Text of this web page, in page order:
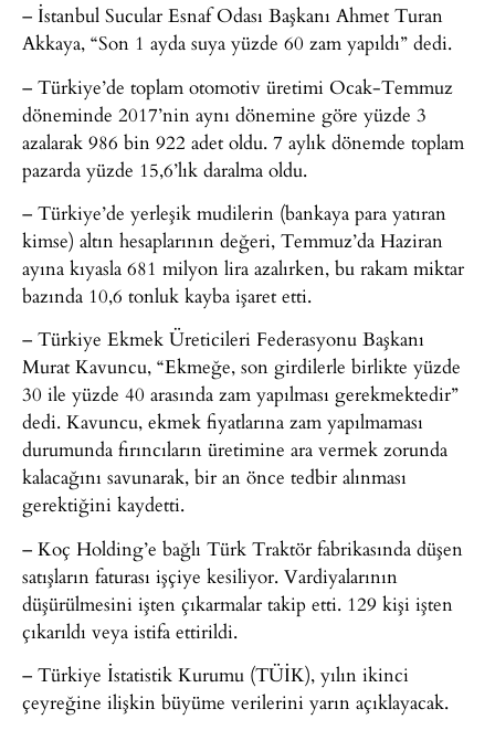
– İstanbul Sucular Esnaf Odası Başkanı Ahmet Turan
Akkaya, “Son 1 ayda suya yüzde 60 zam yapıldı” dedi.
– Türkiye’de toplam otomotiv üretimi Ocak-Temmuz
döneminde 2017’nin aynı dönemine göre yüzde 3
azalarak 986 bin 922 adet oldu. 7 aylık dönemde toplam
pazarda yüzde 15,6’lık daralma oldu.
– Türkiye’de yerleşik mudilerin (bankaya para yatıran
kimse) altın hesaplarının değeri, Temmuz’da Haziran
ayına kıyasla 681 milyon lira azalırken, bu rakam miktar
bazında 10,6 tonluk kayba işaret etti.
– Türkiye Ekmek Üreticileri Federasyonu Başkanı
Murat Kavuncu, “Ekmeğe, son girdilerle birlikte yüzde
30 ile yüzde 40 arasında zam yapılması gerekmektedir”
dedi. Kavuncu, ekmek fiyatlarına zam yapılmaması
durumunda fırıncıların üretimine ara vermek zorunda
kalacağını savunarak, bir an önce tedbir alınması
gerektiğini kaydetti.
– Koç Holding’e bağlı Türk Traktör fabrikasında düşen
satışların faturası işçiye kesiliyor. Vardiyalarının
düşürülmesini işten çıkarmalar takip etti. 129 kişi işten
çıkarıldı veya istifa ettirildi.
– Türkiye İstatistik Kurumu (TÜİK), yılın ikinci
çeyreğine ilişkin büyüme verilerini yarın açıklayacak.